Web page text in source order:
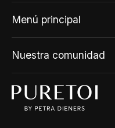
Menú principal
Nuestra comunidad